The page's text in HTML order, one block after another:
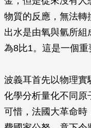
物質的反應，無法轉
出水是由氧與氫所組
為8比1。這是一個重
波義耳首先以物理實
化學分析量化不同原
可惜，法國大革命時